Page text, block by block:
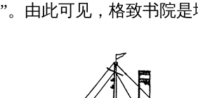
。由此可见，格致书院